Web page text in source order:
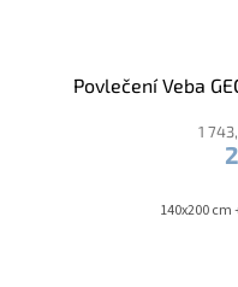
Povlečení Veba
1
140x200 cm